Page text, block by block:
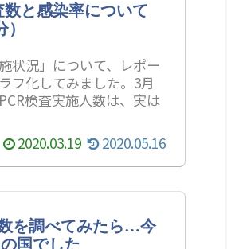
と感染率について
状況」について、レポー
フ化してみました。3月
検査実施人数は、実は
2020.03.19
2020.05.16
を調べてみたら…今
国でした